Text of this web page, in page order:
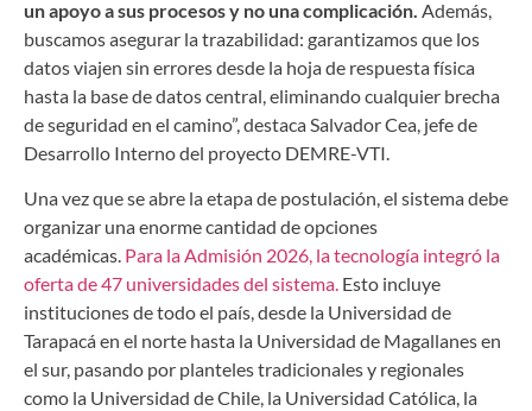
un apoyo a sus procesos y no una complicación. Además,
buscamos asegurar la trazabilidad: garantizamos que los
datos viajen sin errores desde la hoja de respuesta física
hasta la base de datos central, eliminando cualquier brecha
de seguridad en el camino”, destaca Salvador Cea, jefe de
Desarrollo Interno del proyecto DEMRE-VTI.
Una vez que se abre la etapa de postulación, el sistema debe
organizar una enorme cantidad de opciones
académicas. Para la Admisión 2026, la tecnología integró la
oferta de 47 universidades del sistema. Esto incluye
instituciones de todo el país, desde la Universidad de
Tarapacá en el norte hasta la Universidad de Magallanes en
el sur, pasando por planteles tradicionales y regionales
como la Universidad de Chile, la Universidad Católica, la